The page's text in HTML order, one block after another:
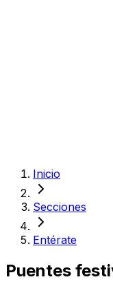
Inicio
Secciones
Entérate
Puentes